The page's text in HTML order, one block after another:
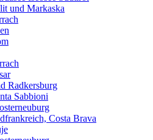
und Markaska
Radkersburg
Sabbioni
Costa Brava